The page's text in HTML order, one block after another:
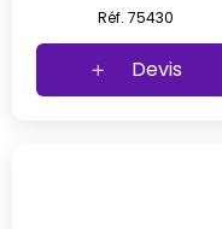
Réf. 75430
Devis